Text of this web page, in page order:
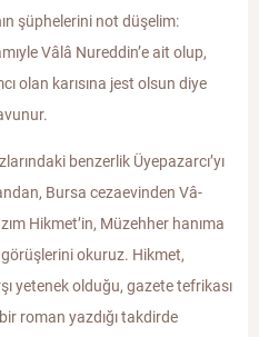
şüphelerini not düşelim:
Vâlâ Nureddin’e ait olup,
olan karısına jest olsun diye
benzerlik Üyepazarcı’yı
Bursa cezaevinden Vâ-
Hikmet’in, Müzehher hanıma
okuruz. Hikmet,
yetenek olduğu, gazete tefrikası
roman yazdığı takdirde